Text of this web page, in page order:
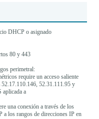
DHCP o asignado
80 y 443
perimetral:
require un acceso saliente
52.31.111.95 y
aplicada a
una conexión a través de los
a los rangos de direcciones IP en